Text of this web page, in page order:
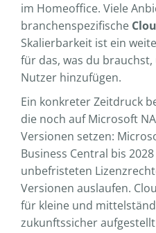
im Homeoffice. Viele
branchenspezifische
Skalierbarkeit ist ein
für das, was du
Nutzer hinzufügen.
Ein konkreter Zeitdruck
die noch auf Microsoft
Versionen setzen:
Business Central bis
unbefristeten
Versionen auslaufen.
für kleine und
zukunftssicher